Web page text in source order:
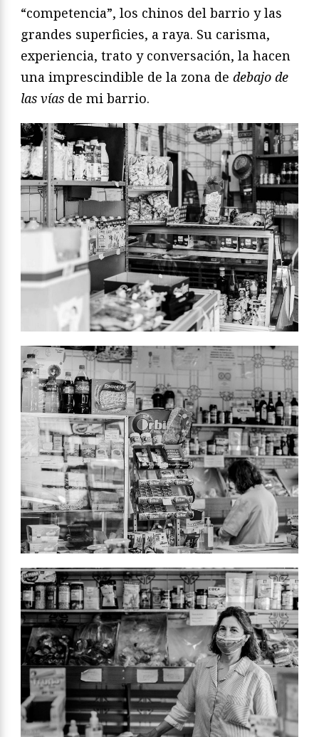
“competencia”, los chinos del barrio y las
grandes superficies, a raya. Su carisma,
experiencia, trato y conversación, la hacen
una imprescindible de la zona de debajo de
las vías de mi barrio.